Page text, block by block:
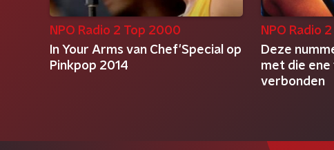
NPO Radio 2 Top 2000
In Your Arms van Chef'Special op
Pinkpop 2014
NPO Radio
Deze
met die ene
verbonden